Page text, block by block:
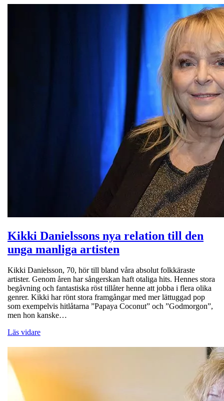
Kikki Danielssons nya relation till den
unga manliga artisten
Kikki Danielsson, 70, hör till bland våra absolut folkkäraste
artister. Genom åren har sångerskan haft otaliga hits. Hennes stora
begåvning och fantastiska röst tillåter henne att jobba i flera olika
genrer. Kikki har rönt stora framgångar med mer lättuggad pop
som exempelvis hitlåtarna ”Papaya Coconut” och ”Godmorgon”,
men hon kanske…
Läs vidare